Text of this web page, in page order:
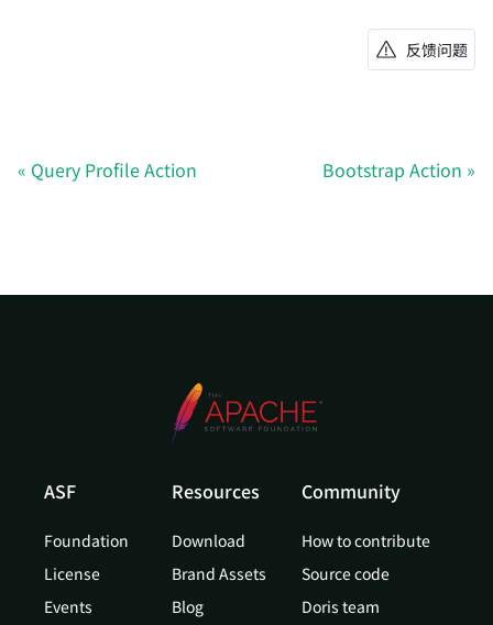
反馈问题
Query Profile Action Bootstrap Action
ASF
Foundation
License
Events
Resources
Download
Brand Assets
Blog
Community
How to contribute
Source code
Doris team